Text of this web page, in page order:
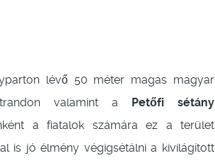
lévő 50 méter magas magyar
valamint a
Petőfi sétány
a fiatalok számára ez a terület
is jó élmény végigsétálni a kivilágított